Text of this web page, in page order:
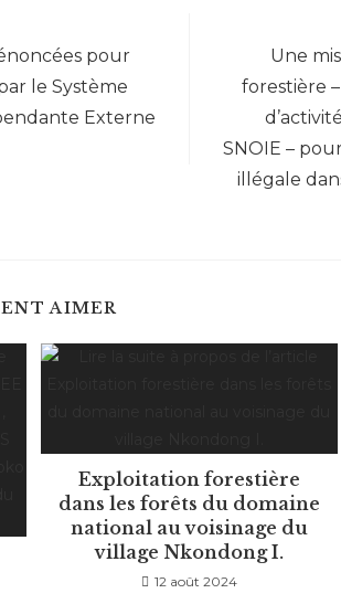
pour
le Système
Externe
Une
forestière
SNOIE –
illégale
AIMER
Exploitation forestière
dans les forêts du domaine
national au voisinage du
village Nkondong I.
12 août 2024